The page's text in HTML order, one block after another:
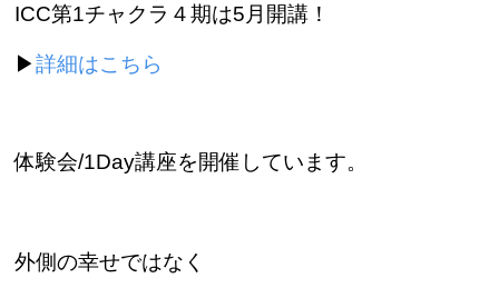
ICC第1チャクラ４期は5月開講！
⁡▶︎詳細はこちら
体験会/1Day講座を開催しています。
外側の幸せではなく